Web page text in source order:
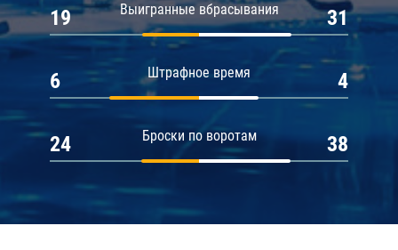
Выигранные вбрасывания
19 31
Штрафное время
6 4
Броски по воротам
24 38